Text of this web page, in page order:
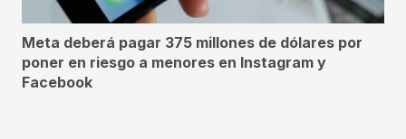
Meta deberá pagar 375 millones de dólares por
poner en riesgo a menores en Instagram y
Facebook